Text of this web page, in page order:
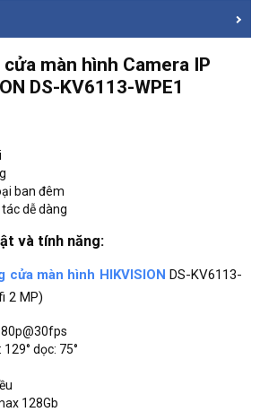
màn hình Camera IP
DS-KV6113-WPE1
ban đêm
dễ dàng
và tính năng:
cửa màn hình HIKVISION DS-KV6113-
2 MP)
dọc: 75°
128Gb